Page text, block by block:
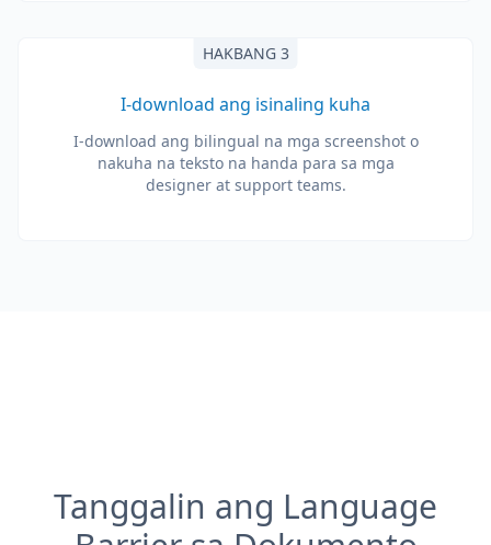
HAKBANG 3
I-download ang isinaling kuha
I-download ang bilingual na mga screenshot o
nakuha na teksto na handa para sa mga
designer at support teams.
Tanggalin ang Language